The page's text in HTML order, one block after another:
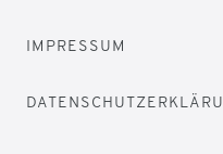
IMPRESSUM